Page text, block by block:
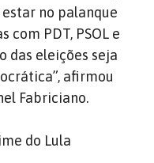
estar no palanque
com PDT, PSOL e
das eleições seja
afirmou
Fabriciano.
do Lula